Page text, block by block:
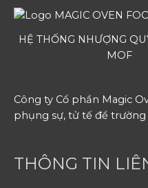
HỆ THỐNG NHƯỢNG
MOF
Công ty Cổ phần Magic
phụng sự, tử tế để trường
THÔNG TIN